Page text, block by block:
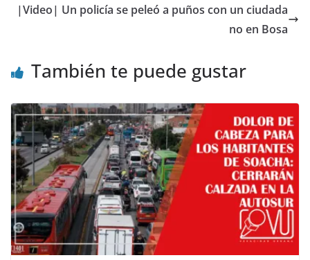
|Video| Un policía se peleó a puños con un ciudada
no en Bosa
También te puede gustar